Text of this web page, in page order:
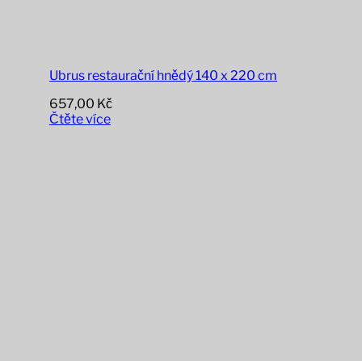
Ubrus restaurační hnědý 140 x 220 cm
657,00 Kč
Čtěte více